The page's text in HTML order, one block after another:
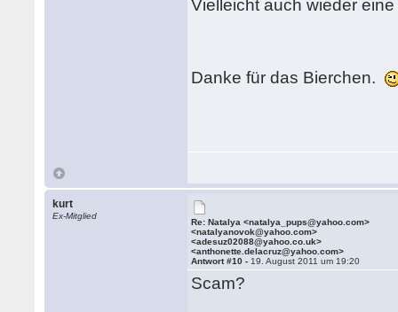
Vielleicht auch wieder
Danke für das Bierchen.
kurt
Ex-Mitglied
Re: Natalya <natalya_pups@yahoo.com>
<natalyanovok@yahoo.com>
<adesuz02088@yahoo.co.uk>
<anthonette.delacruz@yahoo.com>
Antwort #10 - 19. August 2011 um 19:20
Scam?